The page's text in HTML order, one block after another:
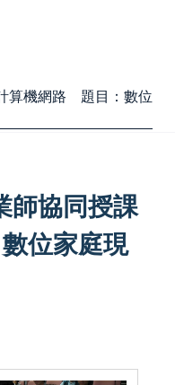
算機網路 題目：數位
師協同授課
位家庭現